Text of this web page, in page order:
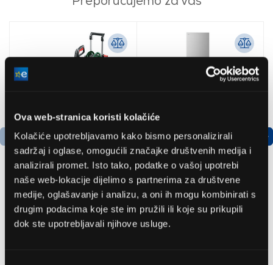
Ova web-stranica koristi kolačiće
Kolačiće upotrebljavamo kako bismo personalizirali
sadržaj i oglase, omogućili značajke društvenih medija i
analizirali promet. Isto tako, podatke o vašoj upotrebi
naše web-lokacije dijelimo s partnerima za društvene
medije, oglašavanje i analizu, a oni ih mogu kombinirati s
drugim podacima koje ste im pružili ili koje su prikupili
dok ste upotrebljavali njihove usluge.
Bosch
AdvancedAquatak 160
visokotlačni perač
LG GBBSJ10EPY
Hladnjak s donjim
zamrzivačem